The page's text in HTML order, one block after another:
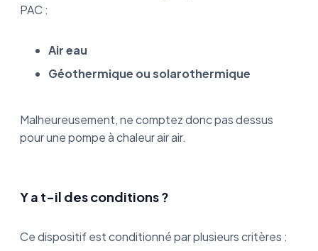
PAC :
Air eau
Géothermique ou solarothermique
Malheureusement, ne comptez donc pas dessus
pour une pompe à chaleur air air.
Y a t-il des conditions ?
Ce dispositif est conditionné par plusieurs critères :